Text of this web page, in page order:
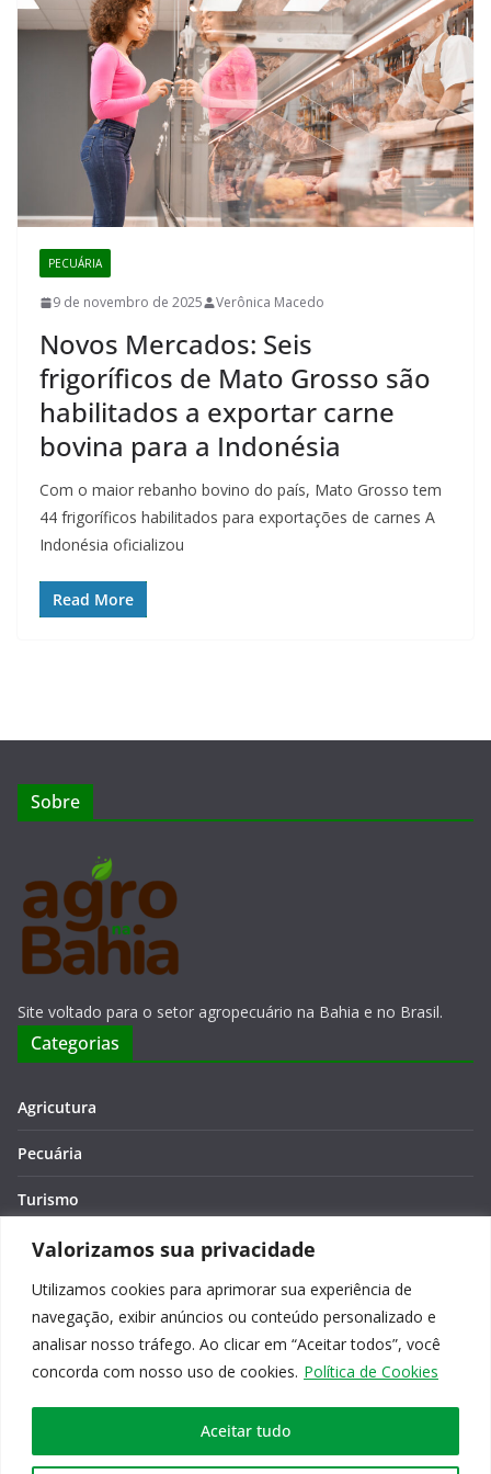
Valorizamos sua privacidade
Utilizamos cookies para aprimorar sua experiência de
navegação, exibir anúncios ou conteúdo personalizado e
analisar nosso tráfego. Ao clicar em “Aceitar todos”, você
concorda com nosso uso de cookies. Política de Cookies
Aceitar tudo
PECUÁRIA
9 de novembro de 2025 Verônica Macedo
Novos Mercados: Seis
frigoríficos de Mato Grosso são
habilitados a exportar carne
bovina para a Indonésia
Com o maior rebanho bovino do país, Mato Grosso tem
44 frigoríficos habilitados para exportações de carnes A
Indonésia oficializou
Read More
Sobre
Site voltado para o setor agropecuário na Bahia e no Brasil.
Categorias
Agricutura
Pecuária
Turismo
Economia
Meio Ambiente
Editora: Verônica Macêdo
Copyright © 2026Agro na Bahia. Todos os direitos reservados.